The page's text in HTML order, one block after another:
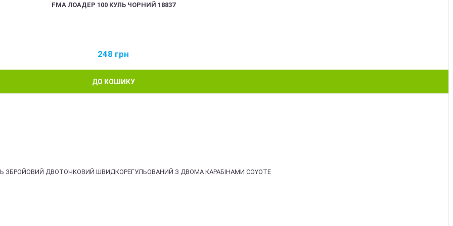
FMA ЛОАДЕР 100 КУЛЬ ЧОРНИЙ 18837
248 грн
ДО КОШИКУ